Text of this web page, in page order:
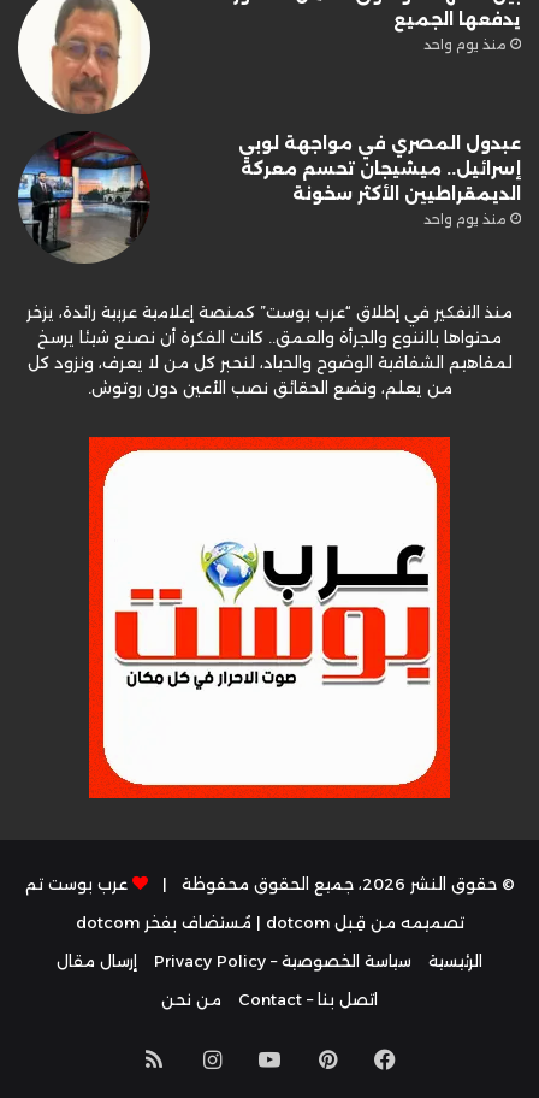
يدفعها الجميع
منذ يوم واحد
عبدول المصري في مواجهة لوبي
إسرائيل.. ميشيجان تحسم معركة
الديمقراطيين الأكثر سخونة
منذ يوم واحد
منذ التفكير في إطلاق “عرب بوست” كمنصة إعلامية عربية رائدة، يزخر
محتواها بالتنوع والجرأة والعمق.. كانت الفكرة أن نصنع شيئا يرسخ
لمفاهيم الشفافية الوضوح والحياد، لنحبر كل من لا يعرف، ونزود كل
من يعلم، ونضع الحقائق نصب الأعين دون روتوش.
© حقوق النشر 2026، جميع الحقوق محفوظة |
عرب بوست تم
تصميمه من قِبل dotcom
| مُستضاف بفخرdotcom
الرئيسية
سياسة الخصوصية – Privacy Policy
إرسال مقال
اتصل بنا – Contact
من نحن
فيسبوكبينتيريست
يوتيوبانستقرامملخص